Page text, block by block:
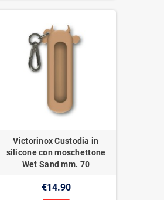
Victorinox Custodia in
silicone con moschettone
Wet Sand mm. 70
€14.90